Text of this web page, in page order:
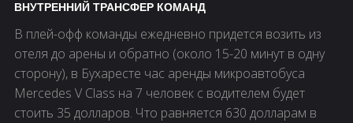
ВНУТРЕННИЙ ТРАНСФЕР КОМАНД
В плей-офф команды ежедневно придется возить из
отеля до арены и обратно (около 15-20 минут в одну
сторону), в Бухаресте час аренды микроавтобуса
Mercedes V Class на 7 человек с водителем будет
стоить 35 долларов. Что равняется 630 долларам в